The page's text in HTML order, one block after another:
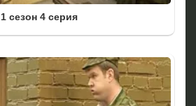
1 сезон 4 серия